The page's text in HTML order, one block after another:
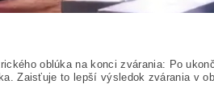
oblúka na konci zvárania: Po
Zaisťuje to lepší výsledok zvárania v